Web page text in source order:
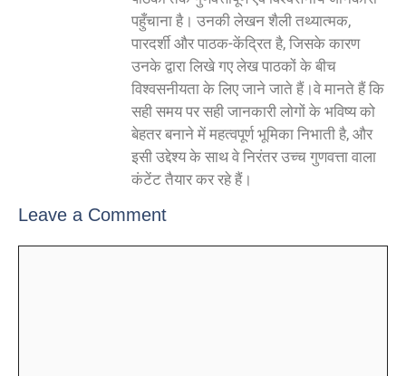
पहुँचाना है। उनकी लेखन शैली तथ्यात्मक,
पारदर्शी और पाठक-केंद्रित है, जिसके कारण
उनके द्वारा लिखे गए लेख पाठकों के बीच
विश्वसनीयता के लिए जाने जाते हैं।वे मानते हैं कि
सही समय पर सही जानकारी लोगों के भविष्य को
बेहतर बनाने में महत्वपूर्ण भूमिका निभाती है, और
इसी उद्देश्य के साथ वे निरंतर उच्च गुणवत्ता वाला
कंटेंट तैयार कर रहे हैं।
Leave a Comment